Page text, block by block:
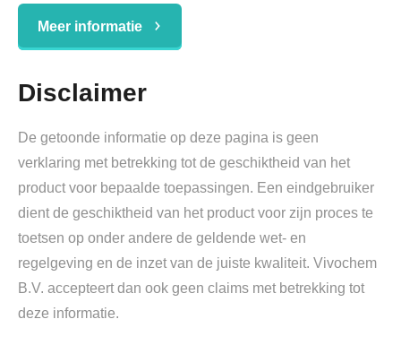
Meer informatie
Disclaimer
De getoonde informatie op deze pagina is geen
verklaring met betrekking tot de geschiktheid van het
product voor bepaalde toepassingen. Een eindgebruiker
dient de geschiktheid van het product voor zijn proces te
toetsen op onder andere de geldende wet- en
regelgeving en de inzet van de juiste kwaliteit. Vivochem
B.V. accepteert dan ook geen claims met betrekking tot
deze informatie.